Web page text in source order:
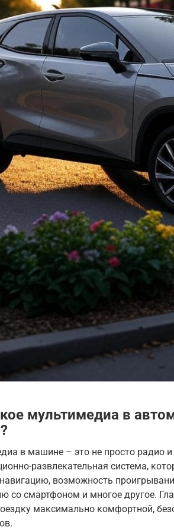
мультимедиа в
в машине – это не просто радио
развлекательная система,
возможность
со смартфоном и многое другое.
максимально комфортной,